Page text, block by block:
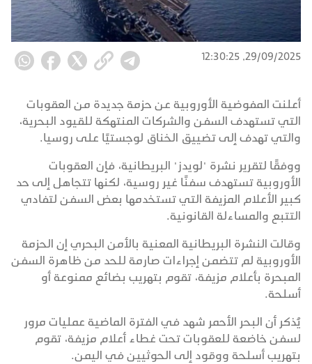
29/09/2025, 12:30:25
أعلنت المفوضية الأوروبية عن حزمة جديدة من العقوبات
التي تستهدف السفن والشركات المنتهكة للقيود البحرية،
والتي تهدف إلى تضييق الخناق لوجستيًا على روسيا.
ووفقًا لتقرير نشرة "لويدز" البريطانية، فإن العقوبات
الأوروبية تستهدف سفنًا غير روسية، لكنها تتجاهل إلى حد
كبير الأعلام المزيفة التي تستخدمها بعض السفن لتفادي
التتبع والمساءلة القانونية.
وقالت النشرة البريطانية المعنية بالأمن البحري إن الحزمة
الأوروبية لم تتضمن إجراءات صارمة للحد من ظاهرة السفن
المبحرة بأعلام مزيفة، تقوم بتهريب بضائع ممنوعة أو
أسلحة.
يُذكر أن البحر الأحمر شهد في الفترة الماضية عمليات مرور
لسفن خاضعة للعقوبات تحت غطاء أعلام مزيفة، تقوم
بتهريب أسلحة ووقود إلى الحوثيين في اليمن.